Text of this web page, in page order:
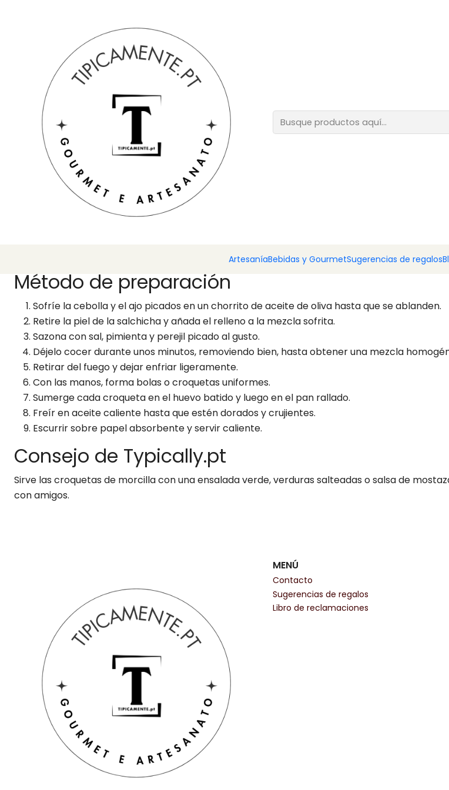
ArtesaníaBebidas y GourmetSugerencias de regalos
Croquetas de Alheira
Ingredientes
1 alheira
1 cebolla pequeña
1 diente de ajo
Perejil según sea necesario
Sal y pimienta al gusto.
Método de preparación
Sofríe la cebolla y el ajo picados en un chorrito de aceite de oliva hasta que se ablanden.
Retire la piel de la salchicha y añada el relleno a la mezcla sofrita.
Sazona con sal, pimienta y perejil picado al gusto.
Déjelo cocer durante unos minutos, removiendo bien, hasta obtener una mezcla
Retirar del fuego y dejar enfriar ligeramente.
Con las manos, forma bolas o croquetas uniformes.
Sumerge cada croqueta en el huevo batido y luego en el pan rallado.
Freír en aceite caliente hasta que estén dorados y crujientes.
Escurrir sobre papel absorbente y servir caliente.
Consejo de Typically.pt
Sirve las croquetas de morcilla con una ensalada verde, verduras salteadas o salsa de
con amigos.
MENÚ
Contacto
Sugerencias de regalos
Libro de reclamaciones